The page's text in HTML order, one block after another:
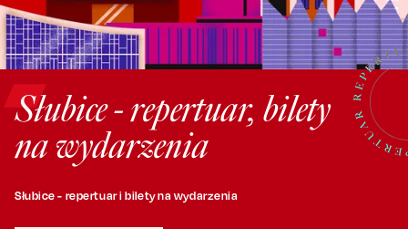
Szukaj
Słubice - repertuar, bilety
na wydarzenia
Słubice - repertuar i bilety na wydarzenia